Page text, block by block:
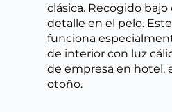
clásica. Recogido
detalle en el pelo.
funciona
de interior con luz
de empresa en hotel,
otoño.